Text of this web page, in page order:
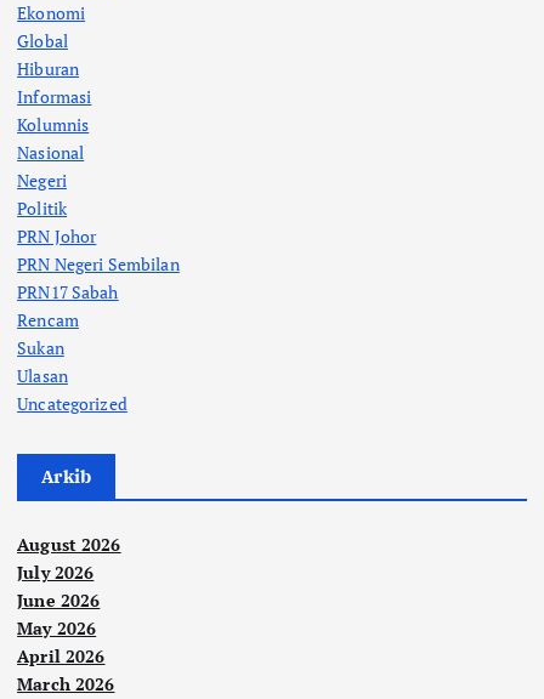
Ekonomi
Global
Hiburan
Informasi
Kolumnis
Nasional
Negeri
Politik
PRN Johor
PRN Negeri Sembilan
PRN17 Sabah
Rencam
Sukan
Ulasan
Uncategorized
Arkib
August 2026
July 2026
June 2026
May 2026
April 2026
March 2026